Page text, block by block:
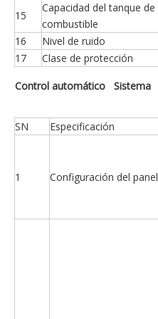
15
Capacidad del tanque de
combustible
16
Nivel de ruido
17
Clase de protección
Control automático Sistema
SN Especificación
1 Configuración del panel